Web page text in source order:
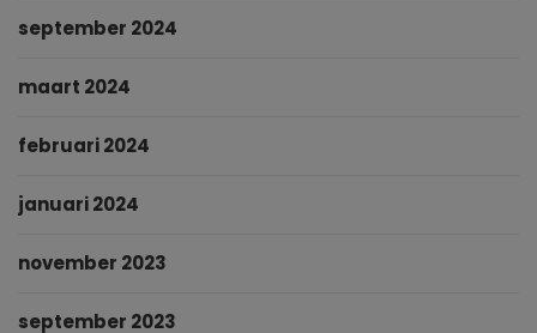
september 2024
maart 2024
februari 2024
januari 2024
november 2023
september 2023